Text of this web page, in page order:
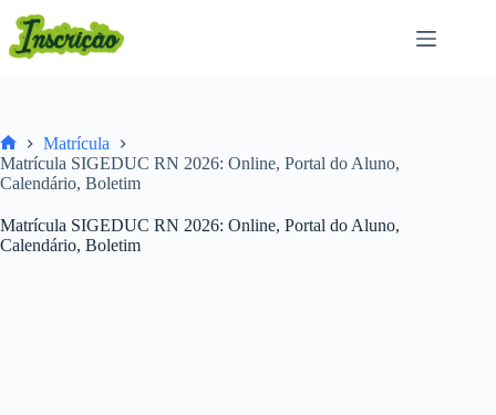
para
Home
Matrícula
Matrícula SIGEDUC RN 2026: Online, Portal do Aluno,
Calendário, Boletim
Matrícula SIGEDUC RN 2026: Online, Portal do Aluno,
Calendário, Boletim